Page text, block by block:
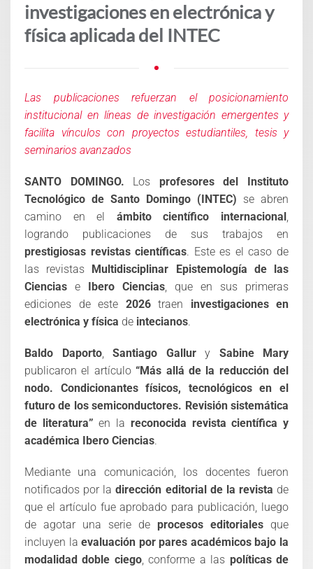
investigaciones en electrónica y
física aplicada del INTEC
Las publicaciones refuerzan el posicionamiento
institucional en líneas de investigación emergentes y
facilita vínculos con proyectos estudiantiles, tesis y
seminarios avanzados
SANTO DOMINGO. Los profesores del Instituto
Tecnológico de Santo Domingo (INTEC) se abren
camino en el ámbito científico internacional
logrando publicaciones de sus trabajos en
prestigiosas revistas científicas. Este es el caso de
las revistas Multidisciplinar Epistemología de las
Ciencias e Ibero Ciencias , que en sus primeras
ediciones de este 2026traen investigaciones en
electrónica y física de intecianos.
Baldo Daporto, Santiago Gallury Sabine Mary
publicaron el artículo“Más allá de la reducción del
nodo. Condicionantes físicos, tecnológicos en el
futuro de los semiconductores. Revisión sistemática
de literatura” en la reconocida revista científica y
académica Ibero Ciencias.
Mediante una comunicación, los docentes fueron
notificados por ladirección editorial de la revista de
que el artículo fue aprobado para publicación, luego
de agotar una serie de procesos editoriales que
incluyen laevaluación por pares académicos bajo la
modalidad doble ciego, conforme a las políticas de